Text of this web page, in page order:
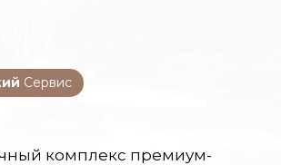
комплекс премиум-
Сервис